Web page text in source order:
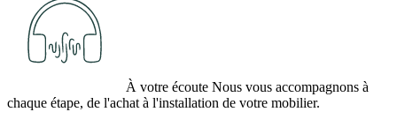
À votre écoute Nous vous accompagnons à
chaque étape, de l'achat à l'installation de votre mobilier.